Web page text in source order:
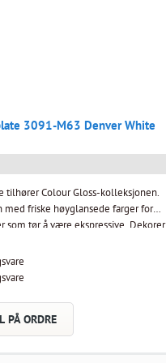
3091-M63 Denver White
tilhører Colour Gloss-kolleksjonen.
med friske høyglansede farger for
som tør å være ekspressive. Dekorer
dekorer fra andre kolleksjoner.
kan trygt benyttes i våtrom og er
uten bruk av membran.
Dimensjon: (TxBxL)
mm Flisstørrelse: 60X30 cm Dekor:
PÅ ORDRE